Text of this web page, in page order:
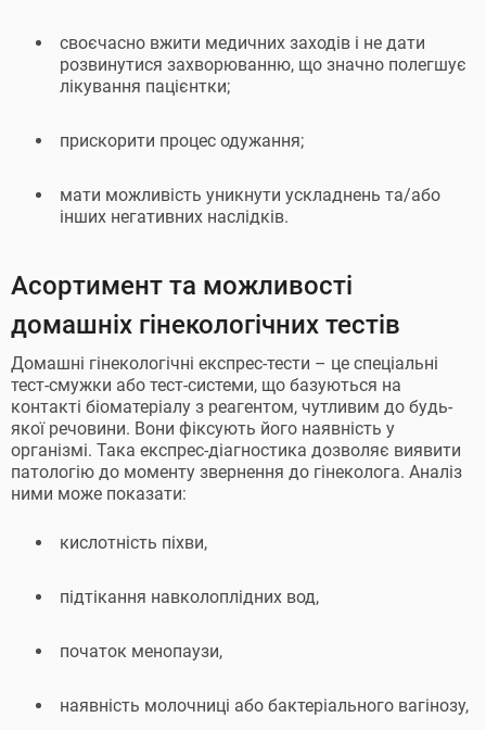
своєчасно вжити медичних заходів і не дати
розвинутися захворюванню, що значно полегшує
лікування пацієнтки;
прискорити процес одужання;
мати можливість уникнути ускладнень та/або
інших негативних наслідків.
Асортимент та можливості
домашніх гінекологічних тестів
Домашні гінекологічні експрес-тести – це спеціальні
тест-смужки або тест-системи, що базуються на
контакті біоматеріалу з реагентом, чутливим до будь-
якої речовини. Вони фіксують його наявність у
організмі. Така експрес-діагностика дозволяє виявити
патологію до моменту звернення до гінеколога. Аналіз
ними може показати:
кислотність піхви,
підтікання навколоплідних вод,
початок менопаузи,
наявність молочниці або бактеріального вагінозу,